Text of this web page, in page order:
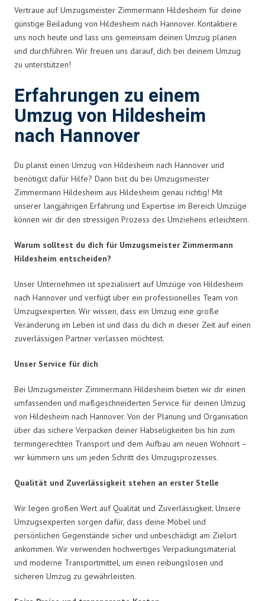
Vertraue auf Umzugsmeister Zimmermann Hildesheim für deine
günstige Beiladung von Hildesheim nach Hannover. Kontaktiere
uns noch heute und lass uns gemeinsam deinen Umzug planen
und durchführen. Wir freuen uns darauf, dich bei deinem Umzug
zu unterstützen!
Erfahrungen zu einem
Umzug von Hildesheim
nach Hannover
Du planst einen Umzug von Hildesheim nach Hannover und
benötigst dafür Hilfe? Dann bist du bei Umzugsmeister
Zimmermann Hildesheim aus Hildesheim genau richtig! Mit
unserer langjährigen Erfahrung und Expertise im Bereich Umzüge
können wir dir den stressigen Prozess des Umziehens erleichtern.
Warum solltest du dich für Umzugsmeister Zimmermann
Hildesheim entscheiden?
Unser Unternehmen ist spezialisiert auf Umzüge von Hildesheim
nach Hannover und verfügt über ein professionelles Team von
Umzugsexperten. Wir wissen, dass ein Umzug eine große
Veränderung im Leben ist und dass du dich in dieser Zeit auf einen
zuverlässigen Partner verlassen möchtest.
Unser Service für dich
Bei Umzugsmeister Zimmermann Hildesheim bieten wir dir einen
umfassenden und maßgeschneiderten Service für deinen Umzug
von Hildesheim nach Hannover. Von der Planung und Organisation
über das sichere Verpacken deiner Habseligkeiten bis hin zum
termingerechten Transport und dem Aufbau am neuen Wohnort –
wir kümmern uns um jeden Schritt des Umzugsprozesses.
Qualität und Zuverlässigkeit stehen an erster Stelle
Wir legen großen Wert auf Qualität und Zuverlässigkeit. Unsere
Umzugsexperten sorgen dafür, dass deine Möbel und
persönlichen Gegenstände sicher und unbeschädigt am Zielort
ankommen. Wir verwenden hochwertiges Verpackungsmaterial
und moderne Transportmittel, um einen reibungslosen und
sicheren Umzug zu gewährleisten.